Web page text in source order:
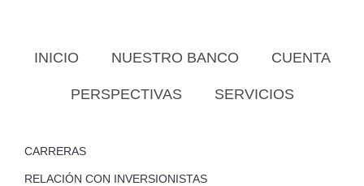
INICIO NUESTRO BANCO CUENTA
PERSPECTIVAS SERVICIOS
CARRERAS
RELACIÓN CON INVERSIONISTAS